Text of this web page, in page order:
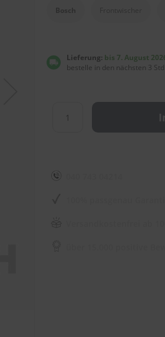
Lieferung: bis 7. August
bestelle in den nächsten 3 Std